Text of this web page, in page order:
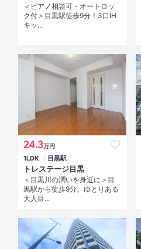
＜ピアノ相談可・オートロッ
ク付＞目黒駅徒歩9分！3口IH
キッ...
24.3万円
1LDK 目黒駅
トレステージ目黒
＜目黒川の潤いを身近に＞目
黒駅から徒歩9分、ゆとりある
大人目...